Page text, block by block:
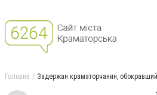
Головна Задержан краматорчанин,